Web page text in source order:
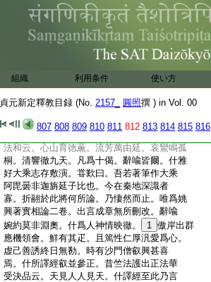
組織 利用条件 使い方
貞元新定釋教目録 (No. 2157_ 圓照撰 ) in Vol. 00
807 808 809 810 811 812 813 814 815 816
門不遠萬里名徳秀拔者才暢二公乃至道恒
僧標慧叡僧＊敦僧弼僧肇等三千餘僧。禀訪
精研務窮幽旨。廬山慧遠道業冲粹。乃遣使
循問。龍光道 16 士慧解洞微。亦入關諮禀。盛業
久大至今仰則焉。初沙門慧叡才識高
17 明常
隨什傳寫。什毎爲叡論西方辭體商略同異
云。天竺國俗甚重文藻。其宮商體韻以入絃
爲善。凡覲國王必有讃徳。見佛之儀以歌歎
爲尊。經中偈頌皆其式也。但改梵爲秦失其
藻蔚。雖得大意殊隔文體。有似嚼飯與人。非
法和云。心山育徳薫。流芳萬由延。哀鸞鳴孤
桐。清響徹九天。凡爲十偈。辭喩皆爾。什雅
好大乘志存敷演。甞歎曰。吾若著筆作大乘
阿毘曇非迦旃延子比也。今在秦地深識者
寡。折翮於此將何所論。乃悽然而止。唯爲姚
興著實相論二卷。出言成章無所刪改。辭喩
婉約莫非淵奧。什爲人神情映徹。
1 傲岸出群
應機領會。鮮有其疋。且篤性仁厚汎愛爲心。
虚己善誘終日無勌。時有沙門僧叡興甚喜
焉。什所譯經叡並參正。昔竺法護出正法華
受決品云。天見人人見天。什譯經至此乃言